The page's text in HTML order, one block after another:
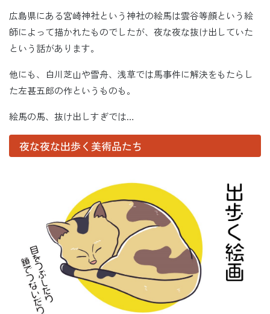
広島県にある宮崎神社という神社の絵馬は雲谷等顔という絵
師によって描かれたものでしたが、夜な夜な抜け出していた
という話があります。
他にも、白川芝山や雪舟、浅草では馬事件に解決をもたらし
た左甚五郎の作というものも。
絵馬の馬、抜け出しすぎでは…
夜な夜な出歩く美術品たち